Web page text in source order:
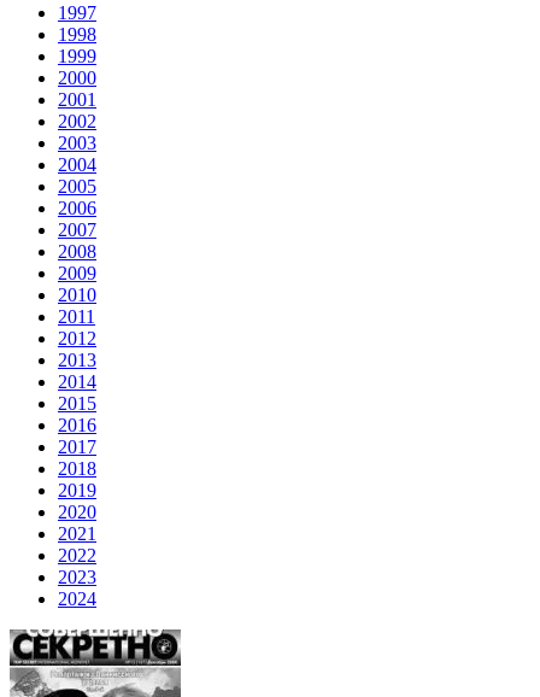
1997
1998
1999
2000
2001
2002
2003
2004
2005
2006
2007
2008
2009
2010
2011
2012
2013
2014
2015
2016
2017
2018
2019
2020
2021
2022
2023
2024